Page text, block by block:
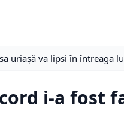
uriașă va lipsi în întreaga
i-a fost